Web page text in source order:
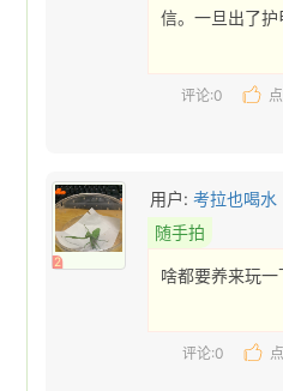
信。一旦出了护
评论:0
2
用户:考拉也喝水
随手拍
啥都要养来玩
评论:0